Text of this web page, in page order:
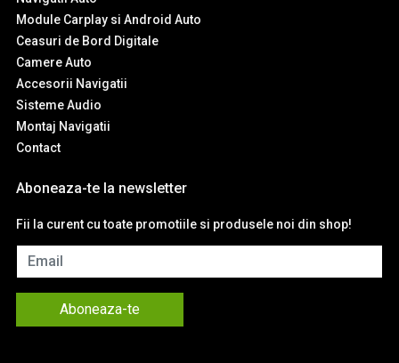
Module Carplay si Android Auto
Ceasuri de Bord Digitale
Camere Auto
Accesorii Navigatii
Sisteme Audio
Montaj Navigatii
Contact
Aboneaza-te la newsletter
Fii la curent cu toate promotiile si produsele noi din shop!
Email
Aboneaza-te